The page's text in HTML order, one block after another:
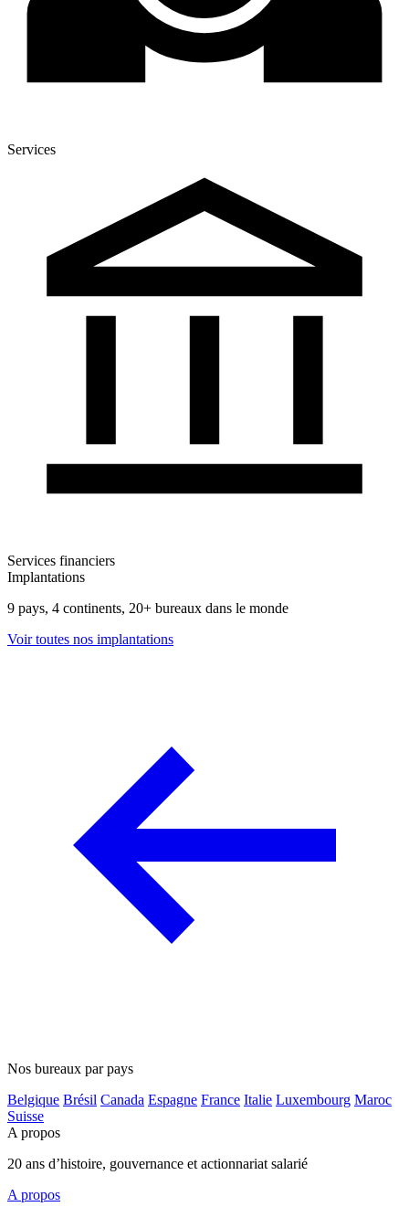
Services
Services financiers
Implantations
9 pays, 4 continents, 20+ bureaux dans le monde
Voir toutes nos implantations
Nos bureaux par pays
Belgique Brésil Canada Espagne France Italie Luxembourg Maroc
Suisse
A propos
20 ans d’histoire, gouvernance et actionnariat salarié
A propos